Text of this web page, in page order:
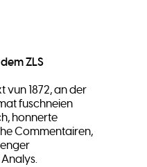
ZLS
vun 1872, an der
fuschneien
honnerte
Commentairen,